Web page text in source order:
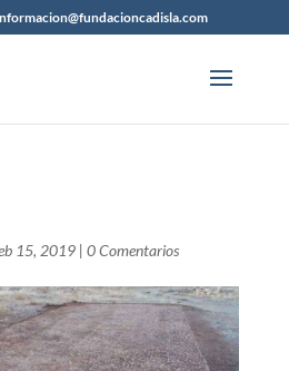
15, 2019| 0 Comentarios